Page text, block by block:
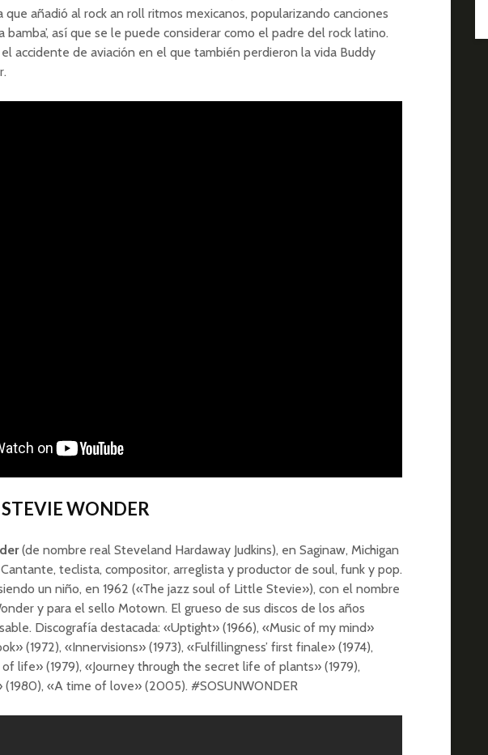
que añadió al rock an roll ritmos mexicanos, popularizando canciones
bamba’, así que se le puede considerar como el padre del rock latino.
accidente de aviación en el que también perdieron la vida Buddy
WONDER
(de nombre real Steveland Hardaway Judkins), en Saginaw, Michigan
teclista, compositor, arreglista y productor de soul, funk y pop.
un niño, en 1962 («The jazz soul of Little Stevie»), con el nombre
y para el sello Motown. El grueso de sus discos de los años
Discografía destacada: «Uptight» (1966), «Music of my mind»
(1972), «Innervisions» (1973), «Fulfillingness’ first finale» (1974),
life» (1979), «Journey through the secret life of plants» (1979),
«A time of love» (2005). #SOSUNWONDER